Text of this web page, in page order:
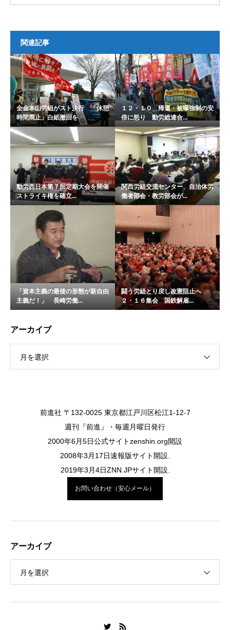
関連記事
全金本山労組がスト決行 「休憩
時間廃止」白紙撤回を
１２・１０ 帰還・被曝強制の安
倍に怒り 動労総連合...
動労西日本第７回定期大会を開催
ストライキ権を確立...
関西労組交流センター、自治体労
働者部会・教労部会が...
「資本主義の最後の形態が新自由
主義だ！」 長崎労働...
闘う労組とり戻し改憲阻止へ
２・１６集会 国鉄解雇...
アーカイブ
月を選択
前進社 〒132-0025 東京都江戸川区松江1-12-7
週刊『前進』・毎週月曜日発行
2000年6月5日公式サイトzenshin.org開設
2008年3月17日速報版サイト開設.
2019年3月4日ZNN.JPサイト開設.
お問い合わせ（安心メール）
アーカイブ
月を選択